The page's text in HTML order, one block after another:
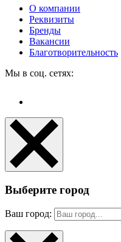
О компании
Реквизиты
Бренды
Вакансии
Благотворительность
Мы в соц. сетях:
Выберите город
Ваш город: